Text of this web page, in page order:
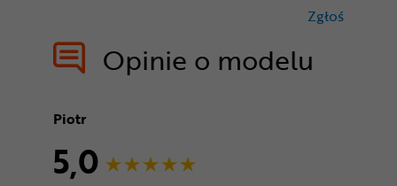
Opinie o modelu
Zgłoś
Piotr
5,0